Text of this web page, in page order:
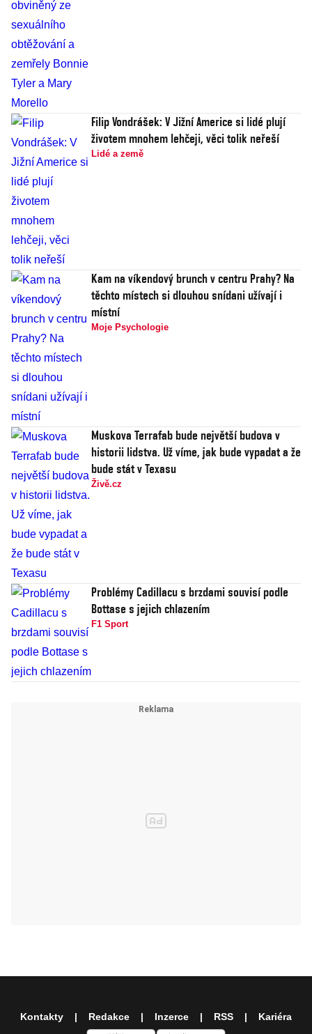
Filip Vondrášek: V Jižní Americe si lidé plují
životem mnohem lehčeji, věci tolik neřeší
Lidé a země
Kam na víkendový brunch v centru Prahy? Na
těchto místech si dlouhou snídani užívají i
místní
Moje Psychologie
Muskova Terrafab bude největší budova v
historii lidstva. Už víme, jak bude vypadat a že
bude stát v Texasu
Živě.cz
Problémy Cadillacu s brzdami souvisí podle
Bottase s jejich chlazením
F1 Sport
Kontakty Redakce Inzerce RSS Kariéra